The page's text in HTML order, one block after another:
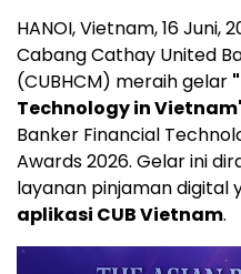
HANOI, Vietnam,16 Juni,
Cabang Cathay United
(CUBHCM) meraih gelar
Technology in
Banker Financial
Awards 2026. Gelar ini
layanan pinjaman digital
aplikasi CUB Vietnam.